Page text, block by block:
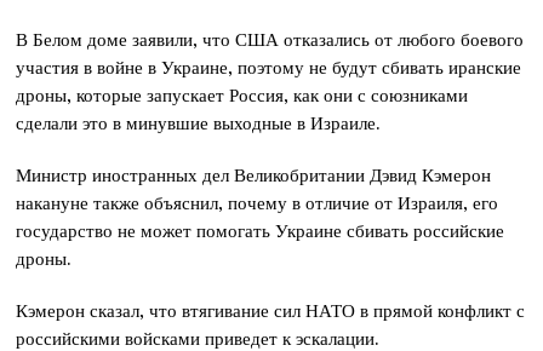
В Белом доме заявили, что США отказались от любого боевого
участия в войне в Украине, поэтому не будут сбивать иранские
дроны, которые запускает Россия, как они с союзниками
сделали это в минувшие выходные в Израиле.
Министр иностранных дел Великобритании Дэвид Кэмерон
накануне также объяснил, почему в отличие от Израиля, его
государство не может помогать Украине сбивать российские
дроны.
Кэмерон сказал, что втягивание сил НАТО в прямой конфликт с
российскими войсками приведет к эскалации.